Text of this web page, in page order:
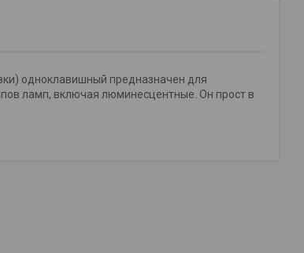
одноклавишный предназначен для
ламп, включая люминесцентные. Он прост в